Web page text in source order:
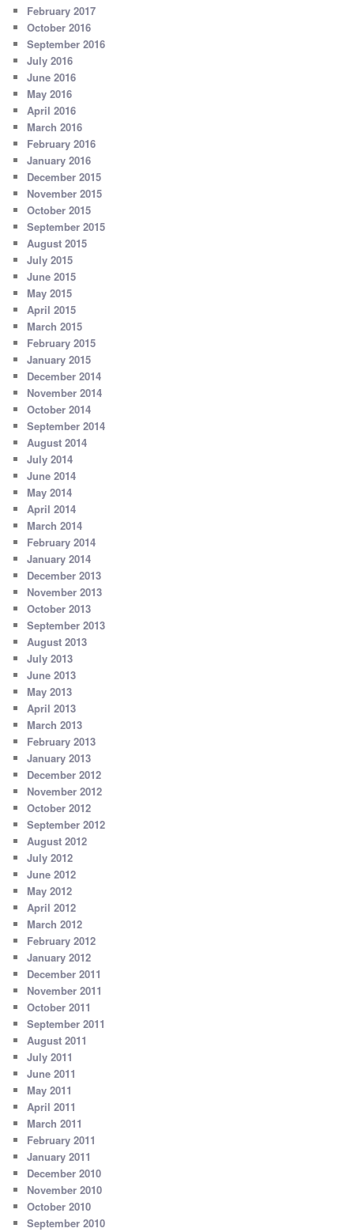
February 2017
October 2016
September 2016
July 2016
June 2016
May 2016
April 2016
March 2016
February 2016
January 2016
December 2015
November 2015
October 2015
September 2015
August 2015
July 2015
June 2015
May 2015
April 2015
March 2015
February 2015
January 2015
December 2014
November 2014
October 2014
September 2014
August 2014
July 2014
June 2014
May 2014
April 2014
March 2014
February 2014
January 2014
December 2013
November 2013
October 2013
September 2013
August 2013
July 2013
June 2013
May 2013
April 2013
March 2013
February 2013
January 2013
December 2012
November 2012
October 2012
September 2012
August 2012
July 2012
June 2012
May 2012
April 2012
March 2012
February 2012
January 2012
December 2011
November 2011
October 2011
September 2011
August 2011
July 2011
June 2011
May 2011
April 2011
March 2011
February 2011
January 2011
December 2010
November 2010
October 2010
September 2010